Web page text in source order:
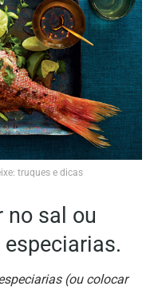
truques e dicas
no sal ou
especiarias.
(ou colocar